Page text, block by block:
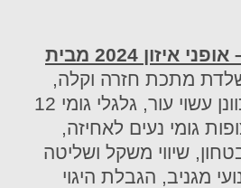
– אופני איזון 2024 מבית
מתכת חזרה וקלה,
מושב מרופד ומתכוונן עשוי עור, גלגלי גומי 12
גומי נעים לאחיזה,
שיווי משקל ושליטה
מגניב, הגבלת היגוי